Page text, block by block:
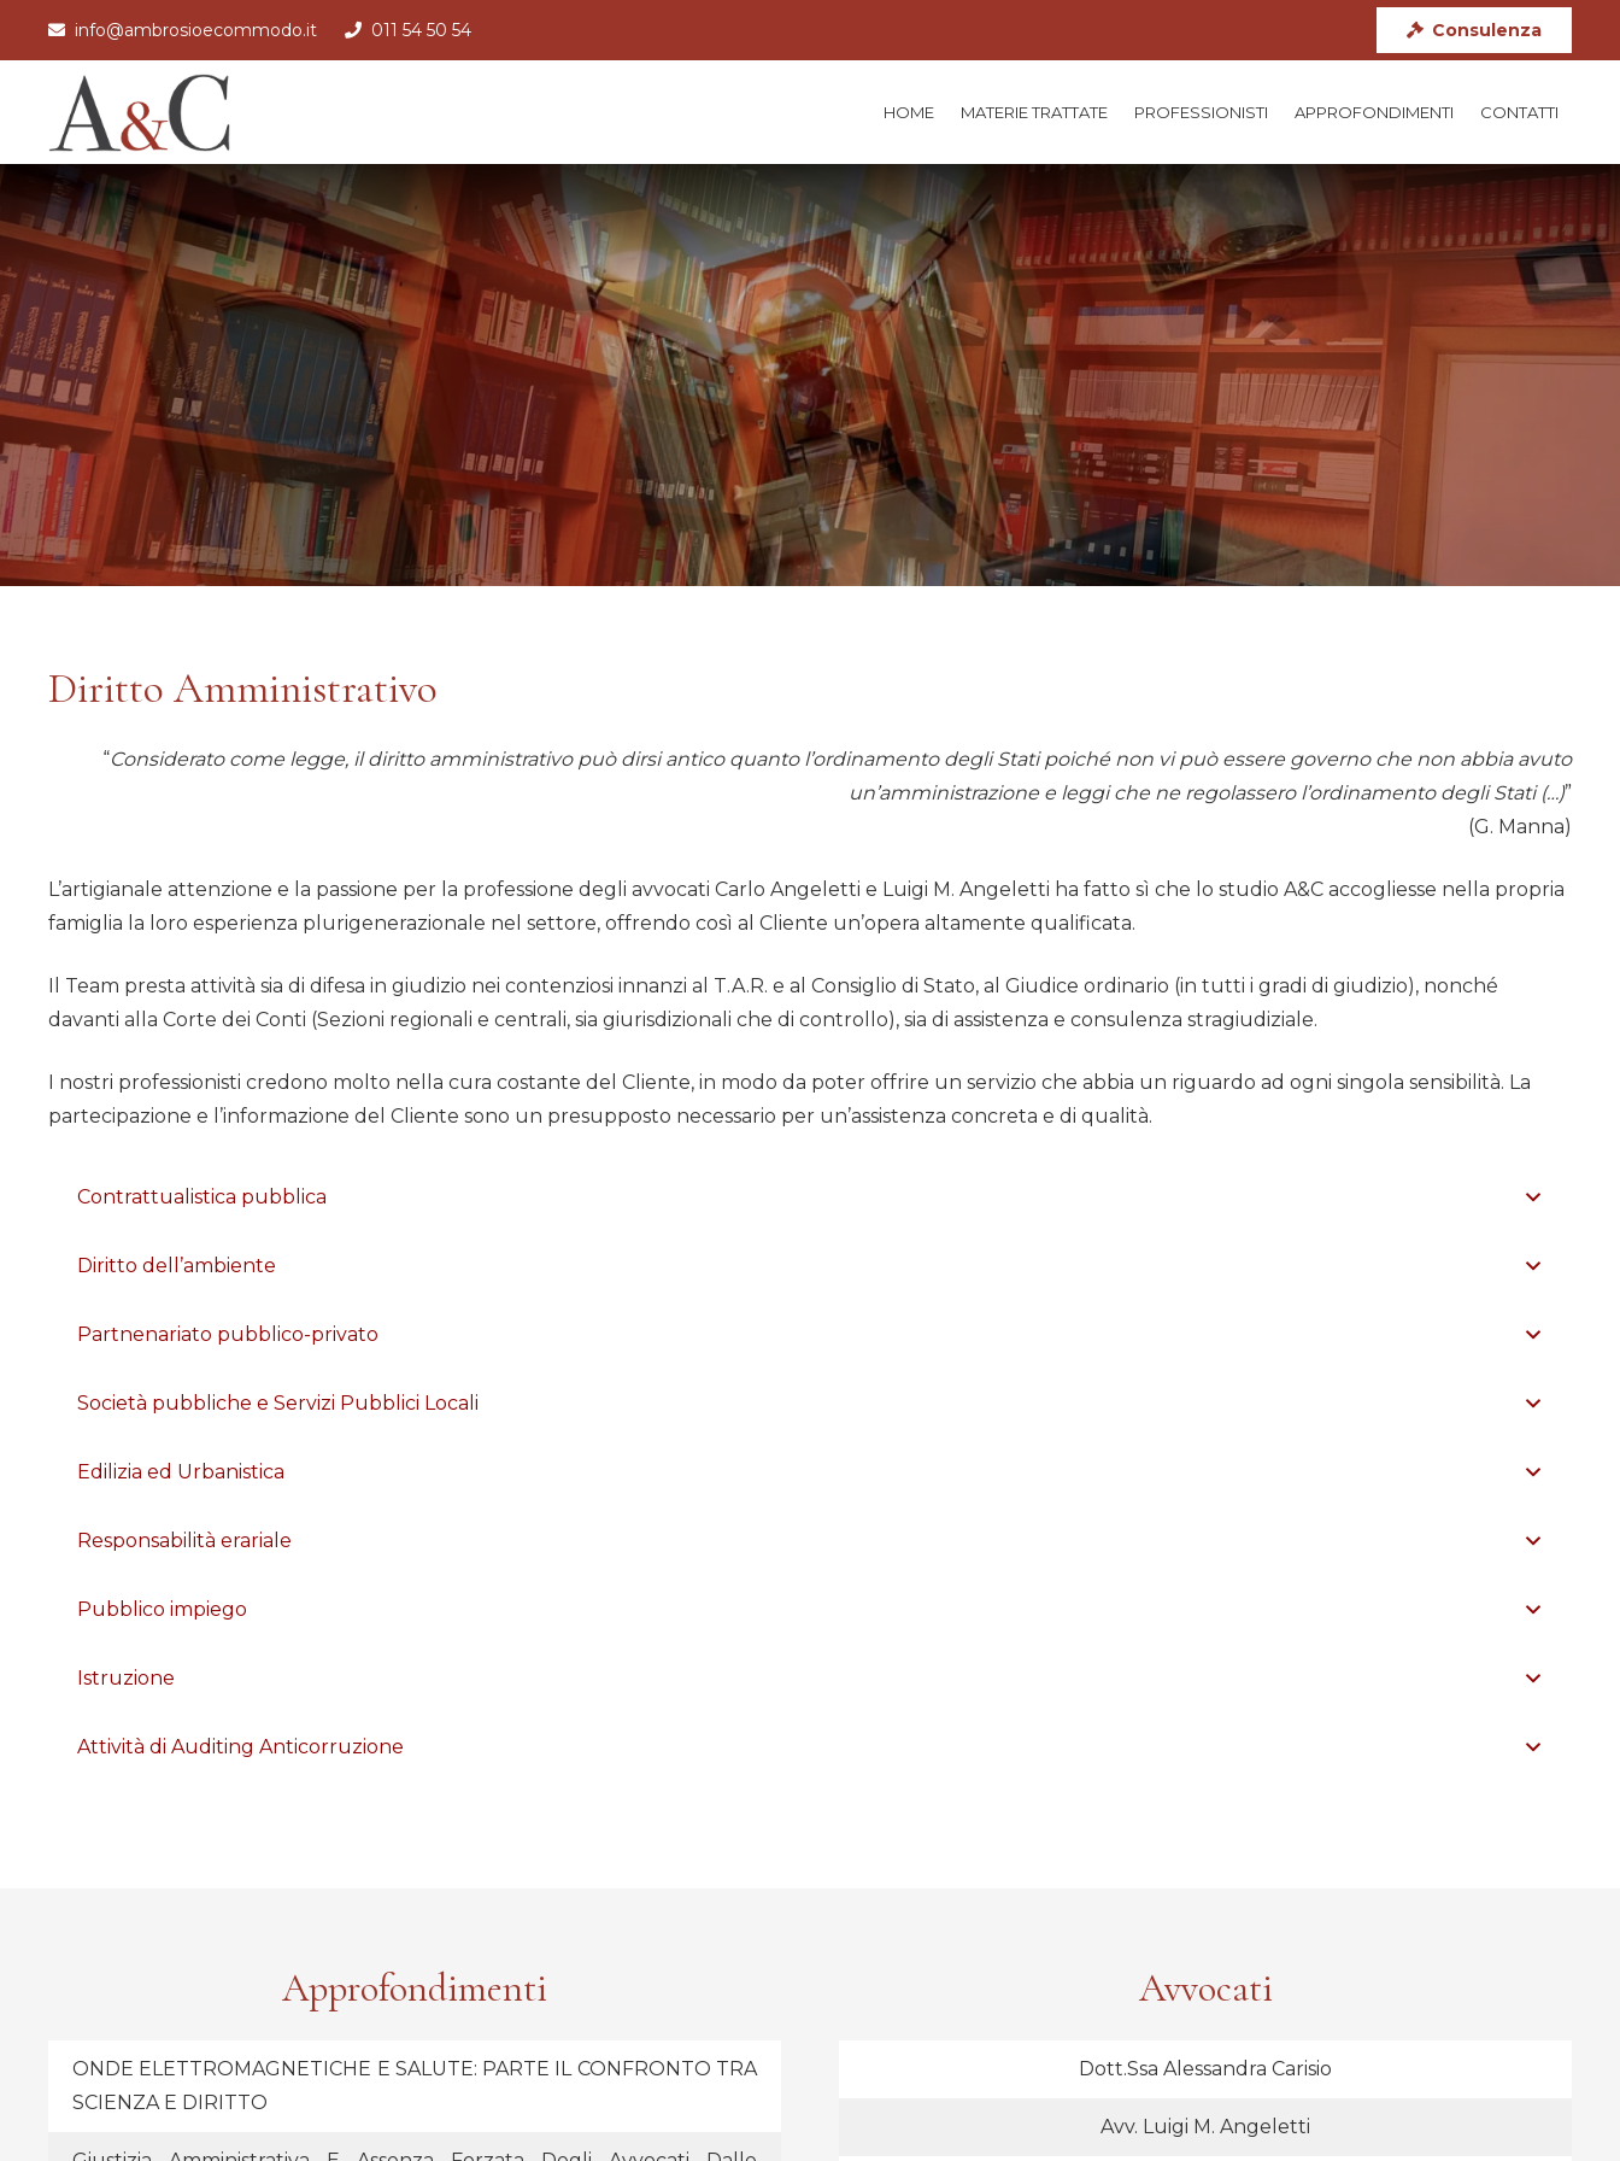
info@ambrosioecommodo.it 011 54 50 54 Consulenza
HOME MATERIE TRATTATE PROFESSIONISTI APPROFONDIMENTI CONTATTI
Diritto Amministrativo
“Considerato come legge, il diritto amministrativo può dirsi antico quanto l’ordinamento degli Stati poiché non vi può essere governo che non abbia avuto
un’amministrazione e leggi che ne regolassero l’ordinamento degli Stati (…)”
(G. Manna)
L’artigianale attenzione e la passione per la professione degli avvocati Carlo Angeletti e Luigi M. Angeletti ha fatto sì che lo studio A&C accogliesse nella propria
famiglia la loro esperienza plurigenerazionale nel settore, offrendo così al Cliente un’opera altamente qualificata.
Il Team presta attività sia di difesa in giudizio nei contenziosi innanzi al T.A.R. e al Consiglio di Stato, al Giudice ordinario (in tutti i gradi di giudizio), nonché
davanti alla Corte dei Conti (Sezioni regionali e centrali, sia giurisdizionali che di controllo), sia di assistenza e consulenza stragiudiziale.
I nostri professionisti credono molto nella cura costante del Cliente, in modo da poter offrire un servizio che abbia un riguardo ad ogni singola sensibilità. La
partecipazione e l’informazione del Cliente sono un presupposto necessario per un’assistenza concreta e di qualità.
Contrattualistica pubblica
Diritto dell’ambiente
Partnenariato pubblico-privato
Società pubbliche e Servizi Pubblici Locali
Edilizia ed Urbanistica
Responsabilità erariale
Pubblico impiego
Istruzione
Attività di Auditing Anticorruzione
Approfondimenti
ONDE ELETTROMAGNETICHE E SALUTE: PARTE IL CONFRONTO TRA
SCIENZA E DIRITTO
Avvocati
Dott.ssa Alessandra Carisio
Avv. Luigi M. Angeletti